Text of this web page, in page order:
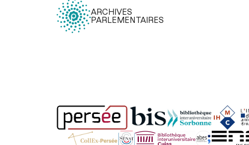
ARCHIVES
PARLEMENTAIRES